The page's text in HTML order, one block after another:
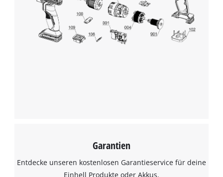
Wir benötigen deine Zustimmung, um
Google Maps laden zu können!
Garantien
Entdecke unseren kostenlosen Garantieservice für deine
Einhell Produkte oder Akkus.